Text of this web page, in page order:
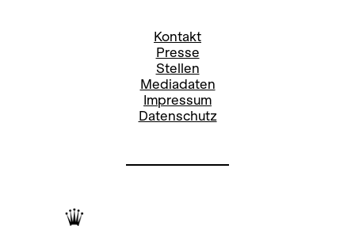
Kontakt
Presse
Stellen
Mediadaten
Impressum
Datenschutz